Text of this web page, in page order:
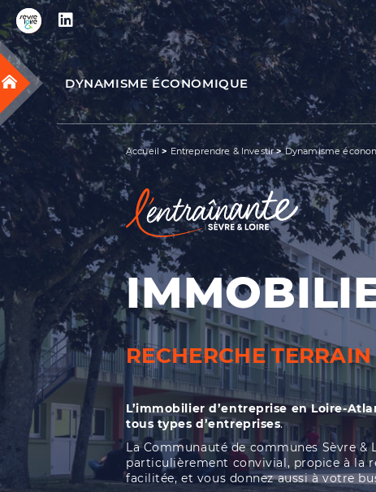
RECHERCHER UNE INFORMATION
DYNAMISME ÉCONOMIQUE
Accueil > Entreprendre & Investir>Dynamisme
RECHERCHE
L’immobilier d’entreprise en Loire-
tous types d’entreprises.
La Communauté de communes Sèvre &
particulièrement convivial, propice à la
facilitée, et vous donnez aussi à votre